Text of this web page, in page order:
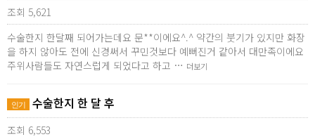
조회 5,621
수술한지 한달째 되어가는데요 문**이에요^.^ 약간의 붓기가 있지만 화장
을 하지 않아도 전에 신경써서 꾸민것보다 예뻐진거 같아서 대만족이에요
주위사람들도 자연스럽게 되었다고 하고 … 더보기
인기 수술한지 한 달 후
조회 6,553